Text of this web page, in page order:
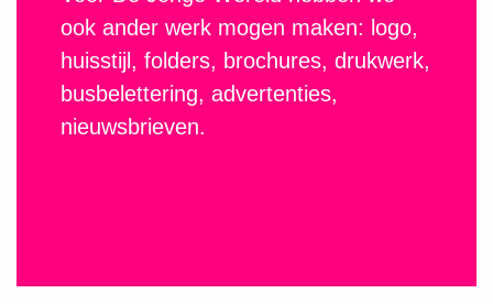
ook ander werk mogen maken: logo,
huisstijl, folders, brochures, drukwerk,
busbelettering, advertenties,
nieuwsbrieven.